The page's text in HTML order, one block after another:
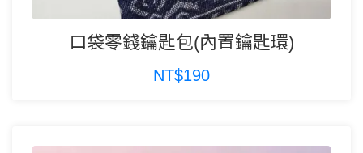
口袋零錢鑰匙包(內置鑰匙環)
NT$190